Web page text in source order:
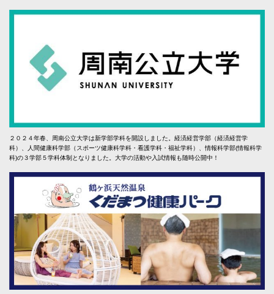
２０２４年春、周南公立大学は新学部学科を開設しました。経済経営学部（経済経営学
科）、人間健康科学部（スポーツ健康科学科・看護学科・福祉学科）、情報科学部(情報科学
科)の３学部５学科体制となりました。大学の活動や入試情報も随時公開中！